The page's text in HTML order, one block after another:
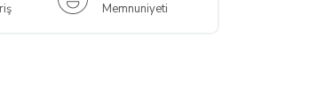
Memnuniyeti